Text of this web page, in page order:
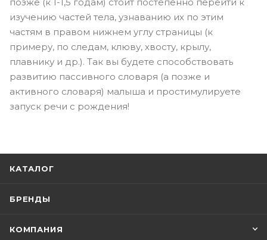
изучению частей тела, узнаванию их по этим
частям в правом нижнем углу страницы (к
примеру, по следам, клюву, хвосту, крылу,
плавнику и др.). Так вы будете способствовать
развитию пассивного словаря (а позже и
активного словаря) малыша и простимулируете
запуск речи с рождения!
КАТАЛОГ
БРЕНДЫ
КОМПАНИЯ